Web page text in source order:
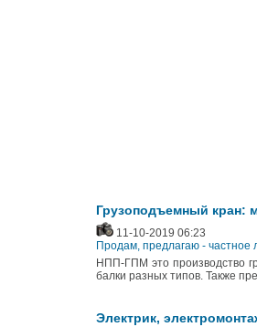
Грузоподъемный кран:
11-10-2019 06:23
Продам, предлагаю - частное
НПП-ГПМ это производство
балки разных типов. Также
Электрик,